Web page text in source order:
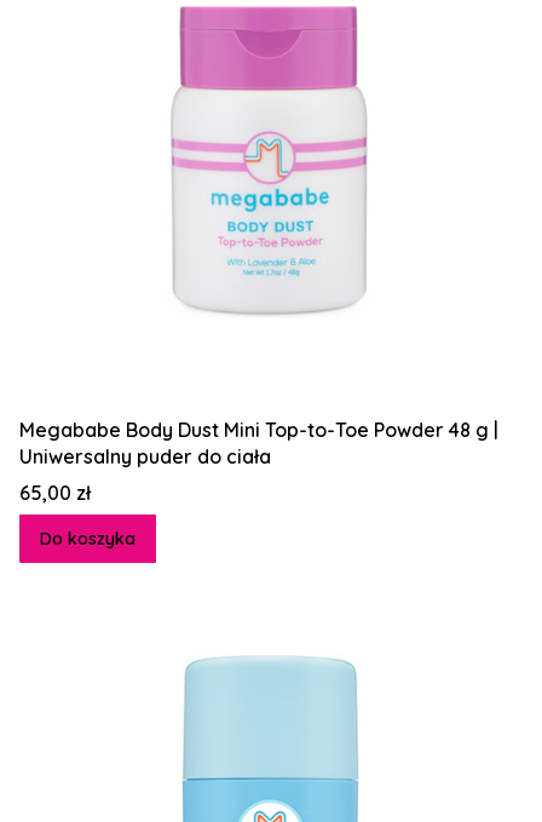
Megababe Body Dust Mini Top-to-Toe Powder 48 g |
Uniwersalny puder do ciała
Cena
65,00 zł
Do koszyka